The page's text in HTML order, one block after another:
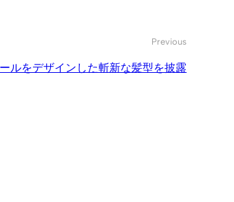
Previous
ルをデザインした斬新な髪型を披露